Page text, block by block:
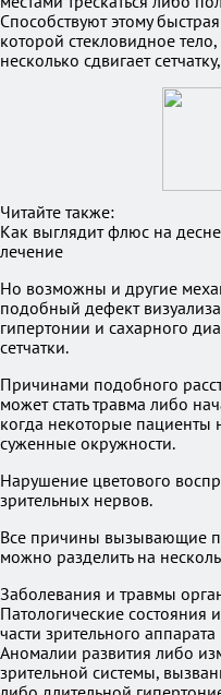
Способствуют этому
которой стекловидное
несколько сдвигает
Читайте также:
Как выглядит флюс на
лечение
Но возможны и другие
подобный дефект
гипертонии и сахарного
сетчатки.
Причинами подобного
может стать травма либо
когда некоторые
суженные окружности.
Нарушение цветового
зрительных нервов.
Все причины вызывающие
можно разделить на
Заболевания и травмы
Патологические
части зрительного аппарата
Аномалии развития либо
зрительной системы,